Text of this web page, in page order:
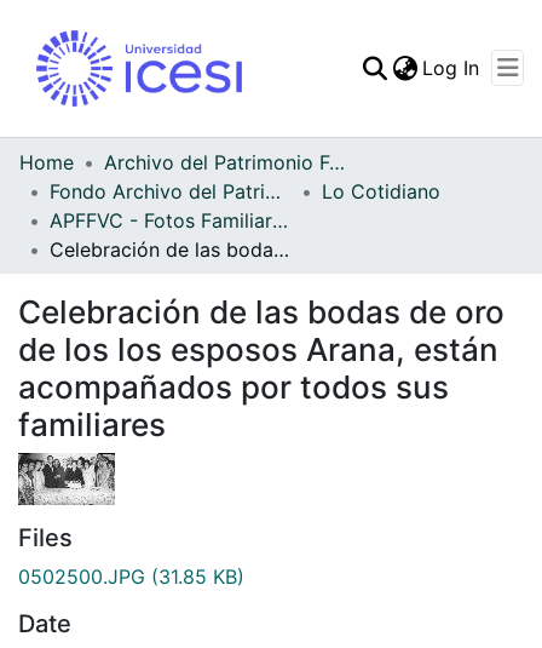
Statistics
Log In
Home
Archivo del Patrimonio Fotográfico y Fílmico del Valle del Cauca
Fondo Archivo del Patrimonio Fotográfico y Fílmico del Valle del Cauca
Lo Cotidiano
APFFVC - Fotos Familiares - Patrimonial
Celebración de las bodas de oro de los los esposos Arana, están acompañados por todos sus familiares
Celebración de las bodas de oro
de los los esposos Arana, están
acompañados por todos sus
familiares
Files
0502500.JPG (31.85 KB)
Date